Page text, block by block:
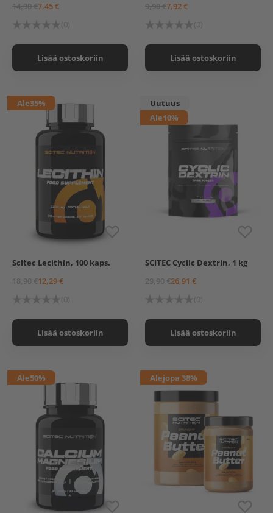
14,90 €7,45 €
Lisää ostoskoriin
9,90 €7,92 €
Lisää ostoskoriin
Ale35%
Scitec Lecithin, 100 kaps.
18,90 €12,29 €
Lisää ostoskoriin
Uutuus
Ale10%
SCITEC Cyclic Dextrin, 1 kg
29,90 €26,91 €
Lisää ostoskoriin
Ale50% Alejopa 38%